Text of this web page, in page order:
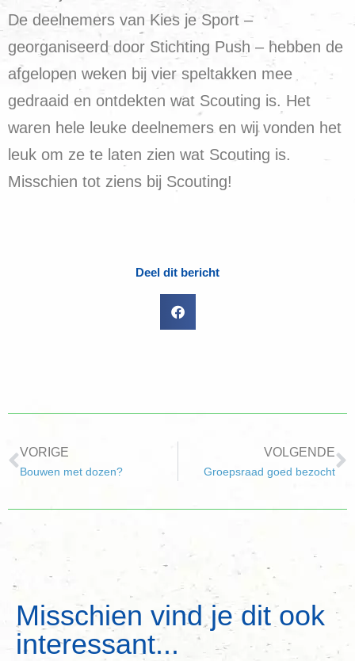
De deelnemers van Kies je Sport –
georganiseerd door Stichting Push – hebben de
afgelopen weken bij vier speltakken mee
gedraaid en ontdekten wat Scouting is. Het
waren hele leuke deelnemers en wij vonden het
leuk om ze te laten zien wat Scouting is.
Misschien tot ziens bij Scouting!
Deel dit bericht
VORIGE
Bouwen met dozen?
VOLGENDE
Groepsraad goed bezocht
Misschien vind je dit ook
interessant...